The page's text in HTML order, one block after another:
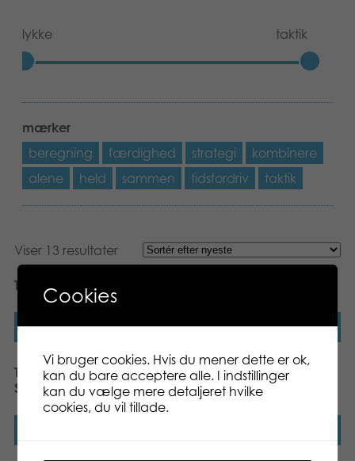
lykke taktik
mærker
beregning
færdighed strategi
kombinere
alene
held sammen tidsfordriv taktik
Viser 13 resultater
Tactic Colour Yatzy
Læs mere Læs mere
Tactic Store billeder
Spillekort
Tactic Golden Class
Spillekort
Cookies
Vi bruger cookies. Hvis du mener dette er ok,
kan du bare acceptere alle. I indstillinger
kan du vælge mere detaljeret hvilke
cookies, du vil tillade.